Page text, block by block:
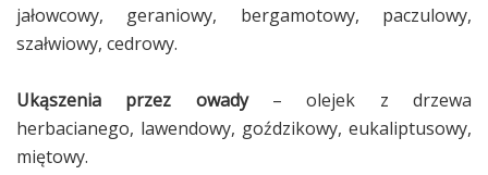
jałowcowy, geraniowy, bergamotowy, paczulowy,
szałwiowy, cedrowy.
Ukąszenia przez owady– olejek z drzewa
herbacianego, lawendowy, goździkowy, eukaliptusowy,
miętowy.